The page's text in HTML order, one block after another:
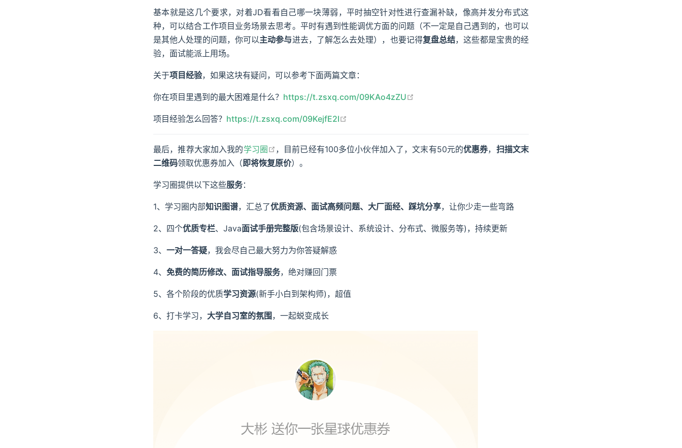
基本就是这几个要求，对着JD看看自己哪一块薄弱，平时抽空针对性进行查漏补缺，像高并发分布式这
种，可以结合工作项目业务场景去思考。平时有遇到性能调优方面的问题（不一定是自己遇到的，也可以
是其他人处理的问题，你可以主动参与进去，了解怎么去处理），也要记得复盘总结，这些都是宝贵的经
验，面试能派上用场。
关于项目经验，如果这块有疑问，可以参考下面两篇文章：
你在项目里遇到的最大困难是什么？ https://t.zsxq.com/09KAo4zZU
项目经验怎么回答？ https://t.zsxq.com/09KejfE2I
最后，推荐大家加入我的学习圈 open in new window
，目前已经有100多位小伙伴加入了，文末有50元的优惠券， 扫描文末
二维码领取优惠券加入（即将恢复原价）。
学习圈提供以下这些服务：
1、学习圈内部知识图谱，汇总了优质资源、面试高频问题、大厂面经、踩坑分享，让你少走一些弯路
2、四个优质专栏、Java面试手册完整版(包含场景设计、系统设计、分布式、微服务等)，持续更新
3、 一对一答疑，我会尽自己最大努力为你答疑解惑
4、 免费的简历修改、面试指导服务，绝对赚回门票
5、各个阶段的优质学习资源(新手小白到架构师)，超值
6、打卡学习， 大学自习室的氛围 ，一起蜕变成长